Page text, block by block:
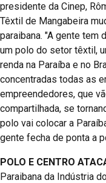
presidente da Cinep,
Têxtil de Mangabeira
paraibana. "A gente tem
um polo do setor têxtil,
renda na Paraíba e no
concentradas todas as
empreendedores, que
compartilhada, se
polo vai colocar a
gente fecha de ponta a
POLO E CENTRO
Paraibana da Indústria